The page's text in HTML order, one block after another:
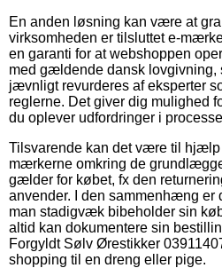
En anden løsning kan være at
virksomheden er tilsluttet e-
en garanti for at webshoppen
med gældende dansk lovgivning,
jævnligt revurderes af eksperter
reglerne. Det giver dig mulighed
du oplever udfordringer i
Tilsvarende kan det være til hjælp
mærkerne omkring de
gælder for købet, fx den
anvender. I den sammenhæng er
man stadigvæk bibeholder sin
altid kan dokumentere sin
Forgyldt Sølv Ørestikker
shopping til en dreng eller pige.